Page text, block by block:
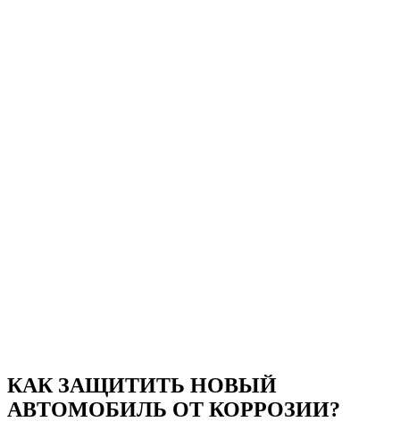
КАК ЗАЩИТИТЬ НОВЫЙ
АВТОМОБИЛЬ ОТ КОРРОЗИИ?